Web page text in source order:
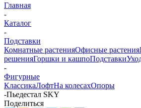
Главная
-
Каталог
-
Подставки
Комнатные растенияОфисные растения
решенияГоршки и кашпоПодставки
-
Фигурные
КлассикаЛофтНа колесахОпоры
-Пьедестал SKY
Поделиться